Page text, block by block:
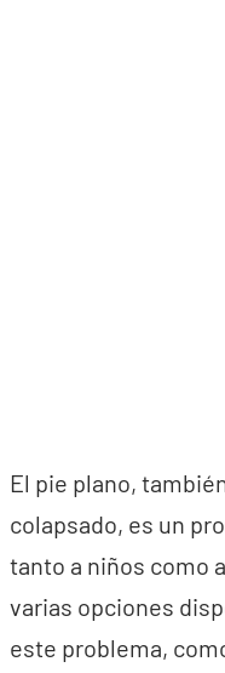
El pie plano,
colapsado, es un
tanto a niños como
varias opciones
este problema,